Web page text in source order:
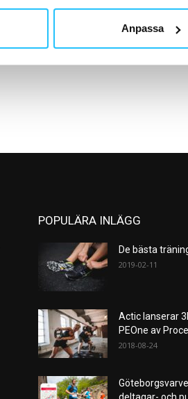
Anpassa
POPULÄRA INLÄGG
De bästa
2019-02-11
Actic lanserar
PEOne av
2018-08-24